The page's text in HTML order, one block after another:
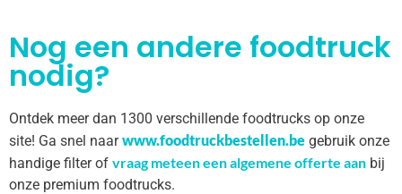
Nog een andere foodtruck
nodig?
Ontdek meer dan 1300 verschillende foodtrucks op onze
site! Ga snel naarwww.foodtruckbestellen.be gebruik onze
handige filter of vraag meteen een algemene offerte aan bij
onze premium foodtrucks.